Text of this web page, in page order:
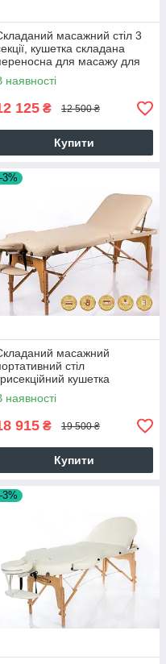
масажний стіл 3
кушетка складана
для масажу для
вій RESTPRO
3
наявності
125 ₴ 12 500 ₴
Купити
масажний
стіл
кушетка
переносна
Memory 3 Бежевий
наявності
915 ₴ 19 500 ₴
Купити